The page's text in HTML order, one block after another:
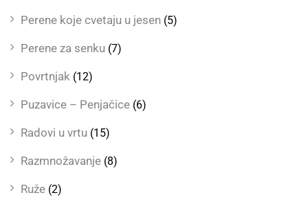
Perene koje cvetaju u jesen (5)
Perene za senku (7)
Povrtnjak (12)
Puzavice – Penjačice (6)
Radovi u vrtu (15)
Razmnožavanje (8)
Ruže (2)